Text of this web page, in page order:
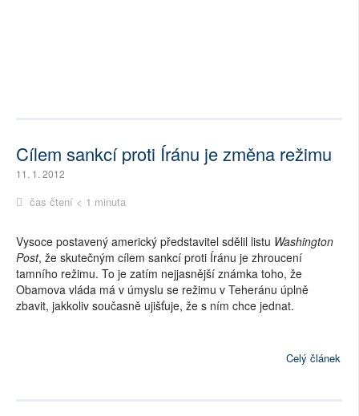
Cílem sankcí proti Íránu je změna režimu
11. 1. 2012
čas čtení < 1 minuta
Vysoce postavený americký představitel sdělil listu Washington
Post, že skutečným cílem sankcí proti Íránu je zhroucení
tamního režimu. To je zatím nejjasnější známka toho, že
Obamova vláda má v úmyslu se režimu v Teheránu úplně
zbavit, jakkoliv současně ujišťuje, že s ním chce jednat.
Celý článek